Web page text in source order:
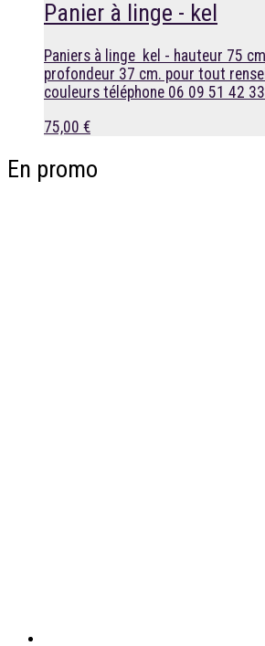
Panier à linge - kel
Paniers à linge kel - hauteur 75
profondeur 37 cm. pour tout
couleurs téléphone 06 09 51 42
75,00 €
En promo